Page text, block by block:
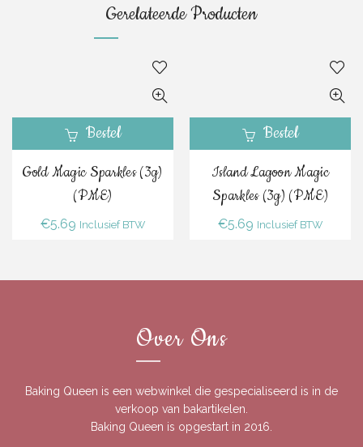
Gerelateerde Producten
Bestel
Gold Magic Sparkles (3g)
(PME)
€5.69 Inclusief BTW
Bestel
Island Lagoon Magic
Sparkles (3g) (PME)
€5.69 Inclusief BTW
Over Ons
Baking Queen is een webwinkel die gespecialiseerd is in de
verkoop van bakartikelen.
Baking Queen is opgestart in 2016.